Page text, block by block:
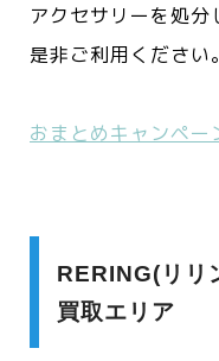
アクセサリーを処分
是非ご利用ください。
おまとめキャンペー
RERING(リリ
買取エリア